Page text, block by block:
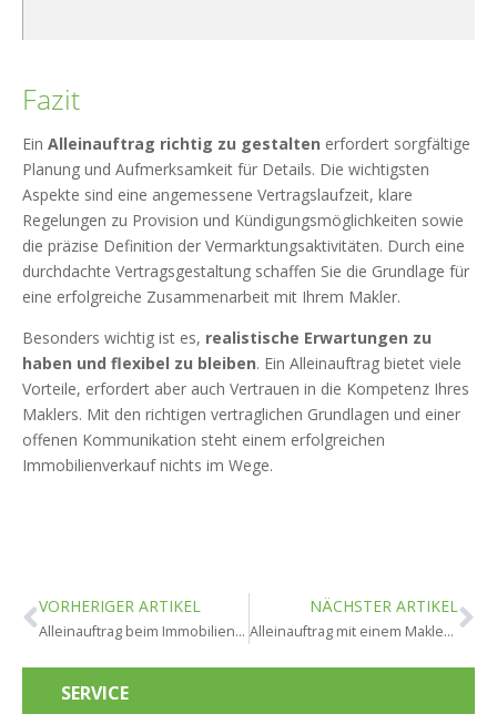
Fazit
Ein Alleinauftrag richtig zu gestalten erfordert sorgfältige
Planung und Aufmerksamkeit für Details. Die wichtigsten
Aspekte sind eine angemessene Vertragslaufzeit, klare
Regelungen zu Provision und Kündigungsmöglichkeiten sowie
die präzise Definition der Vermarktungsaktivitäten. Durch eine
durchdachte Vertragsgestaltung schaffen Sie die Grundlage für
eine erfolgreiche Zusammenarbeit mit Ihrem Makler.
Besonders wichtig ist es, realistische Erwartungen zu
haben und flexibel zu bleiben. Ein Alleinauftrag bietet viele
Vorteile, erfordert aber auch Vertrauen in die Kompetenz Ihres
Maklers. Mit den richtigen vertraglichen Grundlagen und einer
offenen Kommunikation steht einem erfolgreichen
Immobilienverkauf nichts im Wege.
VORHERIGER ARTIKEL
Alleinauftrag beim Immobilienverkauf: Vorteile für Eigentümer
NÄCHSTER ARTIKEL
Alleinauftrag mit einem Makler: So verkaufen Sie erfolgreicher
SERVICE